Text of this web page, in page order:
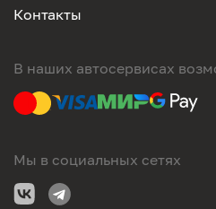
Контакты
В наших автосервисах
Мы в социальных сетях